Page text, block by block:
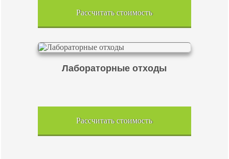
Рассчитать стоимость
Лабораторные отходы
Рассчитать стоимость